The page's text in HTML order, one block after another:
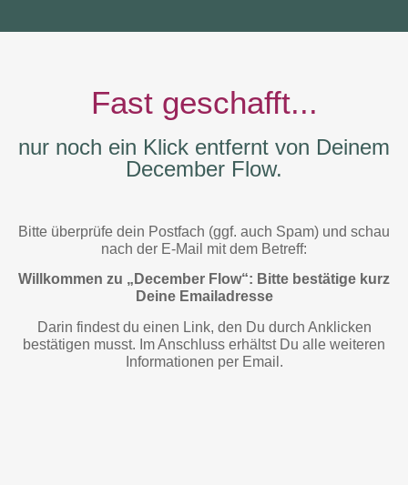
Fast geschafft...
nur noch ein Klick entfernt von Deinem
December Flow.
Bitte überprüfe dein Postfach (ggf. auch Spam) und schau
nach der E-Mail mit dem Betreff:
Willkommen zu „ December Flow“: Bitte bestätige kurz
Deine Emailadresse
Darin findest du einen Link, den Du durch Anklicken
bestätigen musst. Im Anschluss erhältst Du alle weiteren
Informationen per Email.